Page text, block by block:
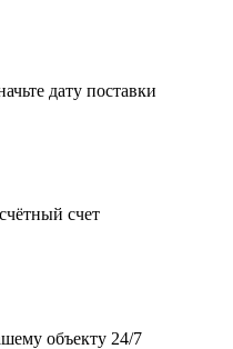
дату поставки
счет
объекту 24/7